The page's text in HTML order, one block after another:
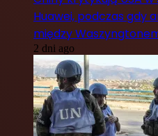
Huawei, podczas gdy
między
2 dni ago